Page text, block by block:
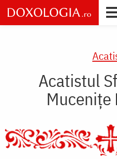
Skip
to
main
Acatistul
Muceniţe